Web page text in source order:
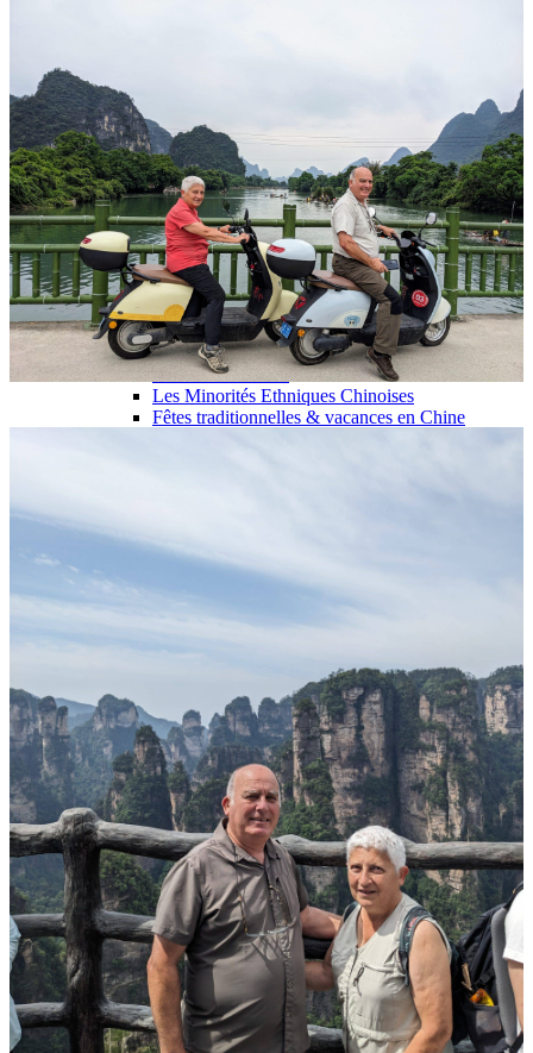
Automne
Hiver
Infos pratiques
Notre agence
Notre agence en Chine
Réseau Asian Roads
Garanties et engagements Asian Roads
Avis de nos voyageurs
Voyages d’affaires en Chine
Voyage scolaire et culturel en Chine
La Chine & ses secrets
Présentation de la Chine
Cuisines de Chine
Les Minorités Ethniques Chinoises
Fêtes traditionnelles & vacances en Chine
Les langues en Chine : une étonnante diversité
Préparer son voyage en Chine
Notre sélection d’hôtels en Chine
Météo & climat
Obtention Visa Voyage Chine
Comment communiquer depuis la Chine ?
Maîtrisez les mots essentiels
Transports en Chine
Vols directs vers la Chine
Voyager en train
Voyager en Chine avec votre drone
Vaccins pour votre voyage en Chine
Mal des montagnes
Demande d’info
09 83 07 44 60